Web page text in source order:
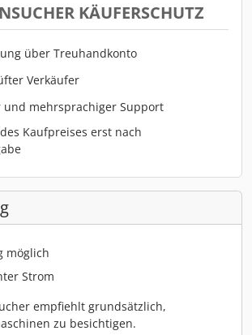
KÄUFERSCHUTZ
über Treuhandkonto
Verkäufer
und mehrsprachiger Support
Kaufpreises erst nach
möglich
Strom
empfiehlt grundsätzlich,
zu besichtigen.